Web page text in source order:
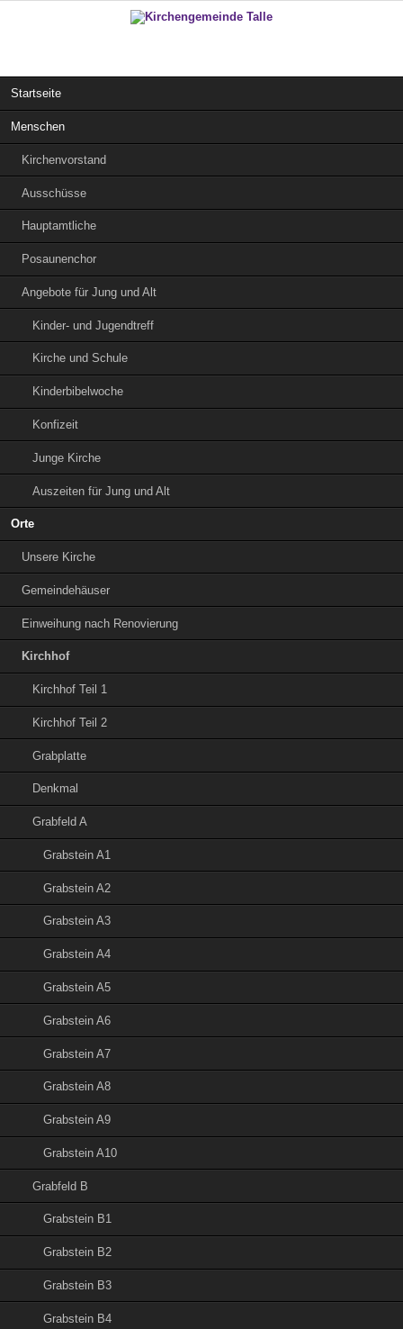
Navigation
Startseite
Menschen
Kirchenvorstand
Ausschüsse
Hauptamtliche
Posaunenchor
Angebote für Jung und Alt
Kinder- und Jugendtreff
Kirche und Schule
Kinderbibelwoche
Konfizeit
Junge Kirche
Auszeiten für Jung und Alt
Orte
Unsere Kirche
Gemeindehäuser
Einweihung nach Renovierung
Kirchhof
Kirchhof Teil 1
Kirchhof Teil 2
Grabplatte
Denkmal
Grabfeld A
Grabstein A1
Grabstein A2
Grabstein A3
Grabstein A4
Grabstein A5
Grabstein A6
Grabstein A7
Grabstein A8
Grabstein A9
Grabstein A10
Grabfeld B
Grabstein B1
Grabstein B2
Grabstein B3
Grabstein B4